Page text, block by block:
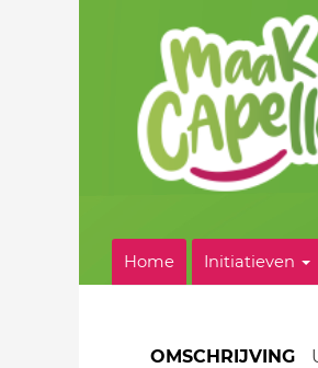
Home Initiatieven
OMSCHRIJVING